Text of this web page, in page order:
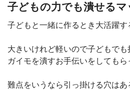
子どもの力でも潰せるマ
子どもと一緒に作るとき大活躍す
大きいけれど軽いので子どもで
ガイモを潰すお手伝いをしてもら
難点をいうなら引っ掛ける穴は